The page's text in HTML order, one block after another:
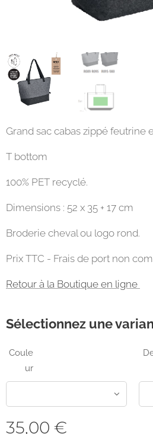
Grand sac cabas zippé feutrine
T bottom
100% PET recyclé.
Dimensions : 52 x 35 + 17 cm
Broderie cheval ou logo rond.
Prix TTC - Frais de port non
Retour à la Boutique en ligne
Sélectionnez une
Coule
ur
35,00 €